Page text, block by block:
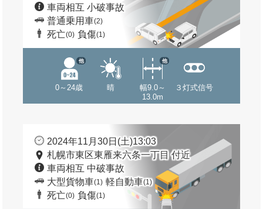
車両相互 小破事故
普通乗用車(2)
死亡(0) 負傷(1)
0～24歳
他
晴
幅9.0～
13.0m
他
３灯式信号
2024年11月30日(土)13:03
札幌市東区東雁来六条一丁目 付近
車両相互 中破事故
大型貨物車(1) 軽自動車(1)
死亡(0) 負傷(1)